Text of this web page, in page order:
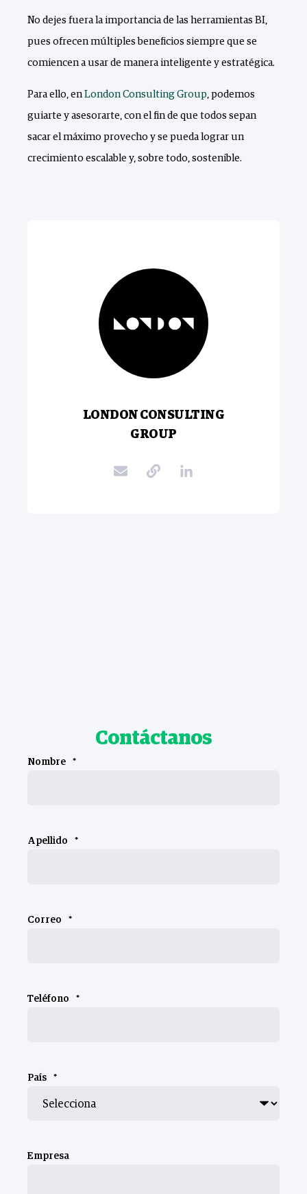
No dejes fuera la importancia de las herramientas BI,
pues ofrecen múltiples beneficios siempre que se
comiencen a usar de manera inteligente y estratégica.
Para ello, enLondon Consulting Group, podemos
guiarte y asesorarte, con el fin de que todos sepan
sacar el máximo provecho y se pueda lograr un
crecimiento escalable y, sobre todo, sostenible.
LONDON CONSULTING
GROUP
Contáctanos
Nombre *
Apellido *
Correo *
Teléfono *
País *
Empresa